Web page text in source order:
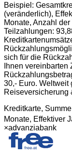
Beispiel:
(veränderlich),
Monate, Anzahl
Teilzahlungen:
sich für die
Ihnen
30,- Euro. Weltweit
Reiseversicherung
Kreditkarte,
Monate, Effektiver
×advanziabank